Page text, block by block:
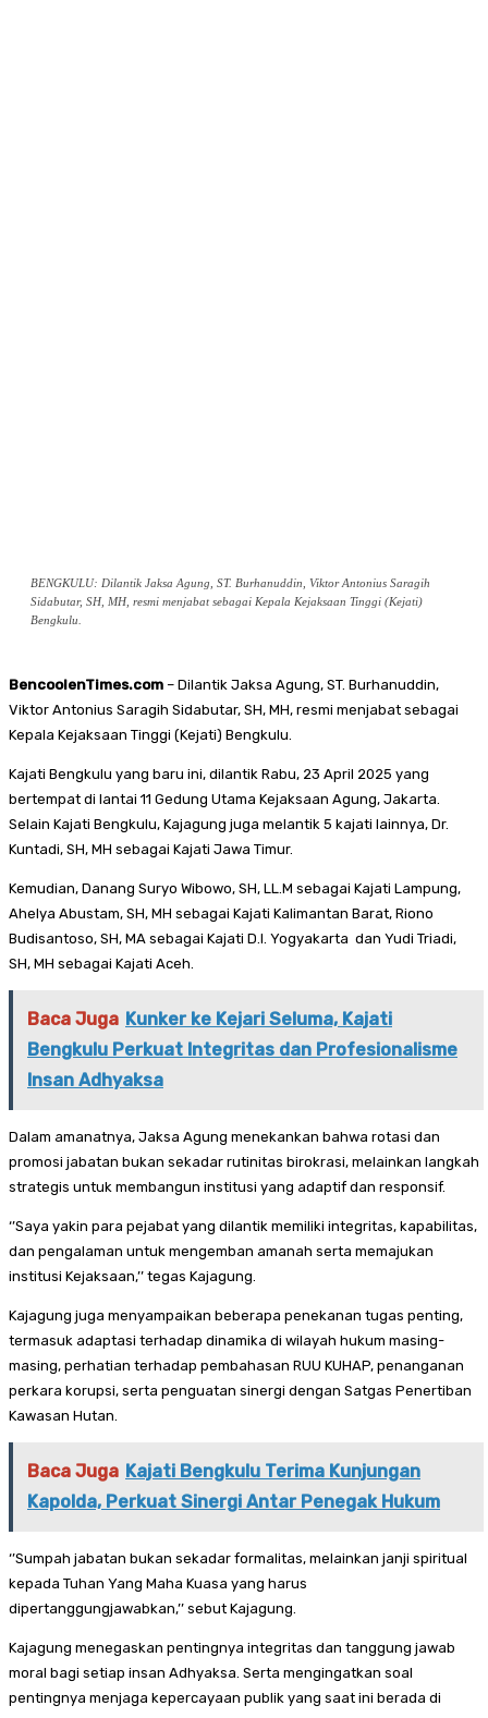
BENGKULU: Dilantik Jaksa Agung, ST. Burhanuddin, Viktor Antonius Saragih
Sidabutar, SH, MH, resmi menjabat sebagai Kepala Kejaksaan Tinggi (Kejati)
Bengkulu.
BencoolenTimes.com – Dilantik Jaksa Agung, ST. Burhanuddin,
Viktor Antonius Saragih Sidabutar, SH, MH, resmi menjabat sebagai
Kepala Kejaksaan Tinggi (Kejati) Bengkulu.
Kajati Bengkulu yang baru ini, dilantik Rabu, 23 April 2025 yang
bertempat di lantai 11 Gedung Utama Kejaksaan Agung, Jakarta.
Selain Kajati Bengkulu, Kajagung juga melantik 5 kajati lainnya, Dr.
Kuntadi, SH, MH sebagai Kajati Jawa Timur.
Kemudian, Danang Suryo Wibowo, SH, LL.M sebagai Kajati Lampung,
Ahelya Abustam, SH, MH sebagai Kajati Kalimantan Barat, Riono
Budisantoso, SH, MA sebagai Kajati D.I. Yogyakarta dan Yudi Triadi,
SH, MH sebagai Kajati Aceh.
Baca Juga Kunker ke Kejari Seluma, Kajati
Bengkulu Perkuat Integritas dan Profesionalisme
Insan Adhyaksa
Dalam amanatnya, Jaksa Agung menekankan bahwa rotasi dan
promosi jabatan bukan sekadar rutinitas birokrasi, melainkan langkah
strategis untuk membangun institusi yang adaptif dan responsif.
‘’Saya yakin para pejabat yang dilantik memiliki integritas, kapabilitas,
dan pengalaman untuk mengemban amanah serta memajukan
institusi Kejaksaan,’’ tegas Kajagung.
Kajagung juga menyampaikan beberapa penekanan tugas penting,
termasuk adaptasi terhadap dinamika di wilayah hukum masing-
masing, perhatian terhadap pembahasan RUU KUHAP, penanganan
perkara korupsi, serta penguatan sinergi dengan Satgas Penertiban
Kawasan Hutan.
Baca Juga Kajati Bengkulu Terima Kunjungan
Kapolda, Perkuat Sinergi Antar Penegak Hukum
‘’Sumpah jabatan bukan sekadar formalitas, melainkan janji spiritual
kepada Tuhan Yang Maha Kuasa yang harus
dipertanggungjawabkan,’’ sebut Kajagung.
Kajagung menegaskan pentingnya integritas dan tanggung jawab
moral bagi setiap insan Adhyaksa. Serta mengingatkan soal
pentingnya menjaga kepercayaan publik yang saat ini berada di